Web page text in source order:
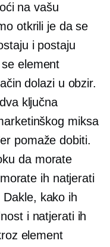
na vašu
otkrili je da se
i postaju
element
dolazi u obzir.
ključna
miksa
pomaže dobiti.
da morate
ih natjerati
kako ih
i natjerati ih
element